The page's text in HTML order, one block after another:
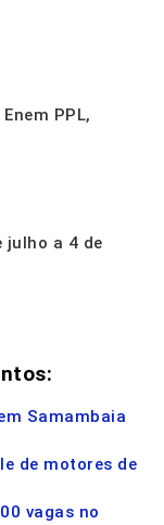
PPL,
julho a 4 de
Samambaia
de motores de
vagas no